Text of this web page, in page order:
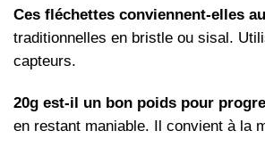
Ces fléchettes conviennent-elles
traditionnelles en bristle ou sisal.
capteurs.
20g est-il un bon poids pour
en restant maniable. Il convient à la